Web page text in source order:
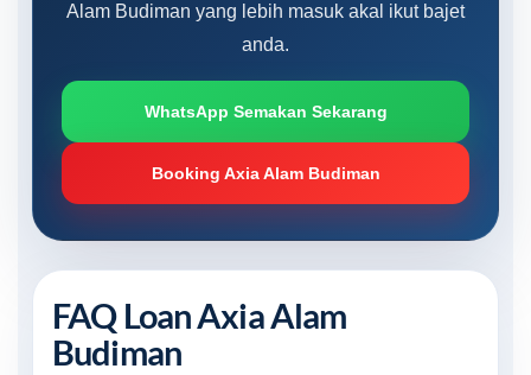
Alam Budiman yang lebih masuk akal ikut bajet
anda.
WhatsApp Semakan Sekarang
Booking Axia Alam Budiman
FAQ Loan Axia Alam
Budiman